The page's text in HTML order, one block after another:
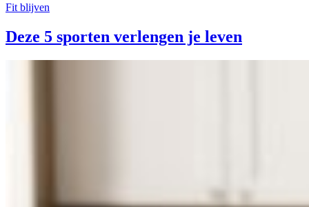
Fit blijven
Deze 5 sporten verlengen je leven